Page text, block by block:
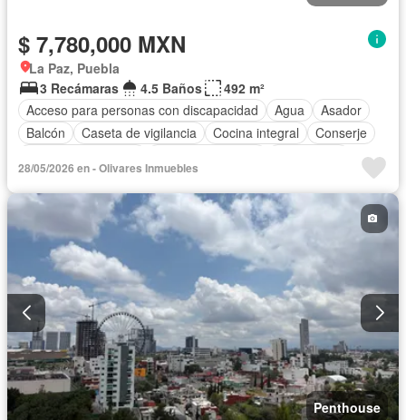
$ 7,780,000 MXN
La Paz, Puebla
3 Recámaras
4.5 Baños
492 m²
Acceso para personas con discapacidad
Agua
Asador
Balcón
Caseta de vigilancia Cocina integral
Conserje
Elevador
Estacionamiento
Recámara con closet
Azotea
Sala polivalente
Seguridad
Terraza Vista panorámica
Zonas verdes
Sin amueblar
28/05/2026 en - Olivares Inmuebles
Penthouse